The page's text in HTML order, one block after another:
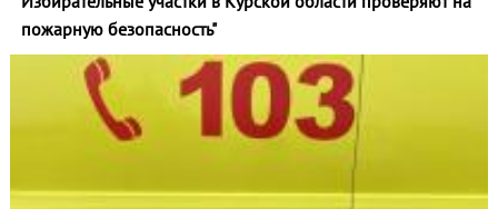
пожарную безопасность"